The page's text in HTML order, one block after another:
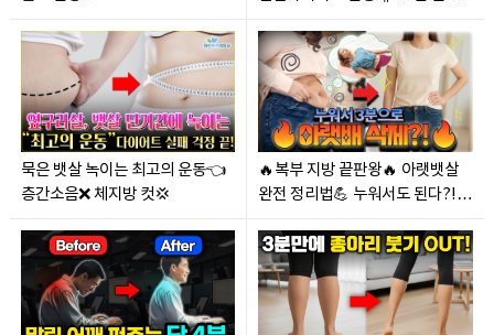
묵은 뱃살 녹이는 최고의 운동👈
층간소음❌ 체지방 컷💢
🔥복부 지방 끝판왕🔥 아랫뱃살
완전 정리법💪 누워서도 된다?!